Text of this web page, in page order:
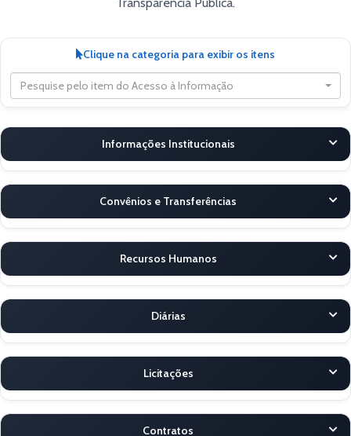
Transparência Pública.
Clique na categoria para exibir os itens
Pesquise pelo item do Acesso à Informação
Informações Institucionais
Convênios e Transferências
Recursos Humanos
Diárias
Licitações
Contratos